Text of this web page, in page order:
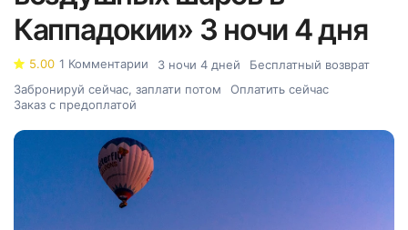
Каппадокии» 3 ночи 4 дня
5.00 1 Комментарии 3 ночи 4 дней
Бесплатный возврат
Забронируй сейчас, заплати потом
Оплатить сейчас
Заказ с предоплатой